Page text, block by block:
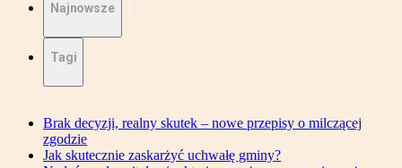
Najnowsze
Tagi
Brak decyzji, realny skutek – nowe przepisy o milczącej
zgodzie
Jak skutecznie zaskarżyć uchwałę gminy?